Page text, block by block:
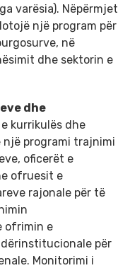
varësia). Nëpërmjet
një program për
në
dhe sektorin e
dhe
kurrikulës dhe
programi trajnimi
oficerët e
ofruesit e
rajonale për të
ofrimin e
për
Monitorimi i